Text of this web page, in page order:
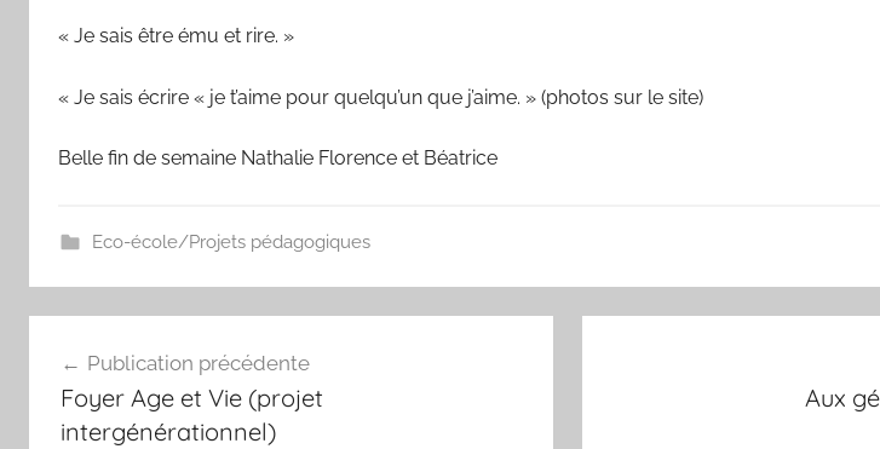
« Je sais être ému et rire. »
« Je sais écrire « je t’aime pour quelqu’un que j’aime. » (photos sur le site)
Belle fin de semaine Nathalie Florence et Béatrice
Eco-école/Projets pédagogiques
de
l’article
Publication précédente
Foyer Age et Vie (projet
intergénérationnel)
Aux